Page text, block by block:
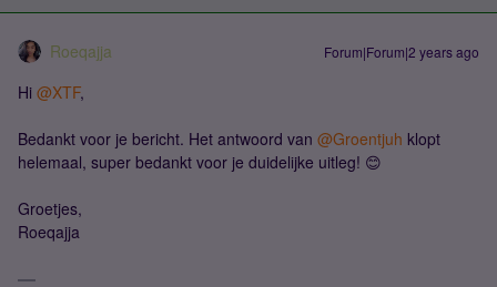
Roeqajja Forum|Forum|2 years ago
Hi @XTF,
Bedankt voor je bericht. Het antwoord van @Groentjuh klopt
helemaal, super bedankt voor je duidelijke uitleg! 😊
Groetjes,
Roeqajja